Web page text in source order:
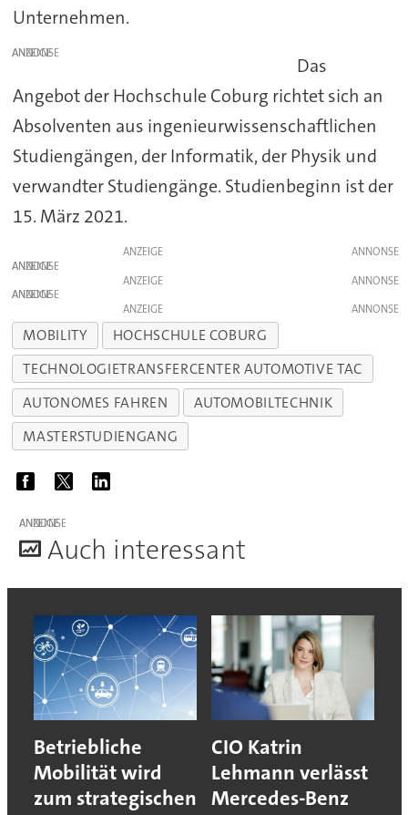
Unternehmen.
ANZEIGE
Das
Angebot der Hochschule Coburg richtet sich an
Absolventen aus ingenieurwissenschaftlichen
Studiengängen, der Informatik, der Physik und
verwandter Studiengänge. Studienbeginn ist der
15. März 2021.
ANZEIGE
ANZEIGE
ANZEIGE
ANZEIGE
ANZEIGE
MOBILITY
HOCHSCHULE COBURG
TECHNOLOGIETRANSFERCENTER AUTOMOTIVE TAC
AUTONOMES FAHREN
AUTOMOBILTECHNIK
MASTERSTUDIENGANG
ANZEIGE
Auch interessant
Betriebliche
Mobilität wird
zum strategischen
CIO Katrin
Lehmann verlässt
Mercedes-Benz